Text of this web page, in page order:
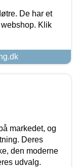
De har et
Klik
markedet, og
Deres
den moderne
udvalg.